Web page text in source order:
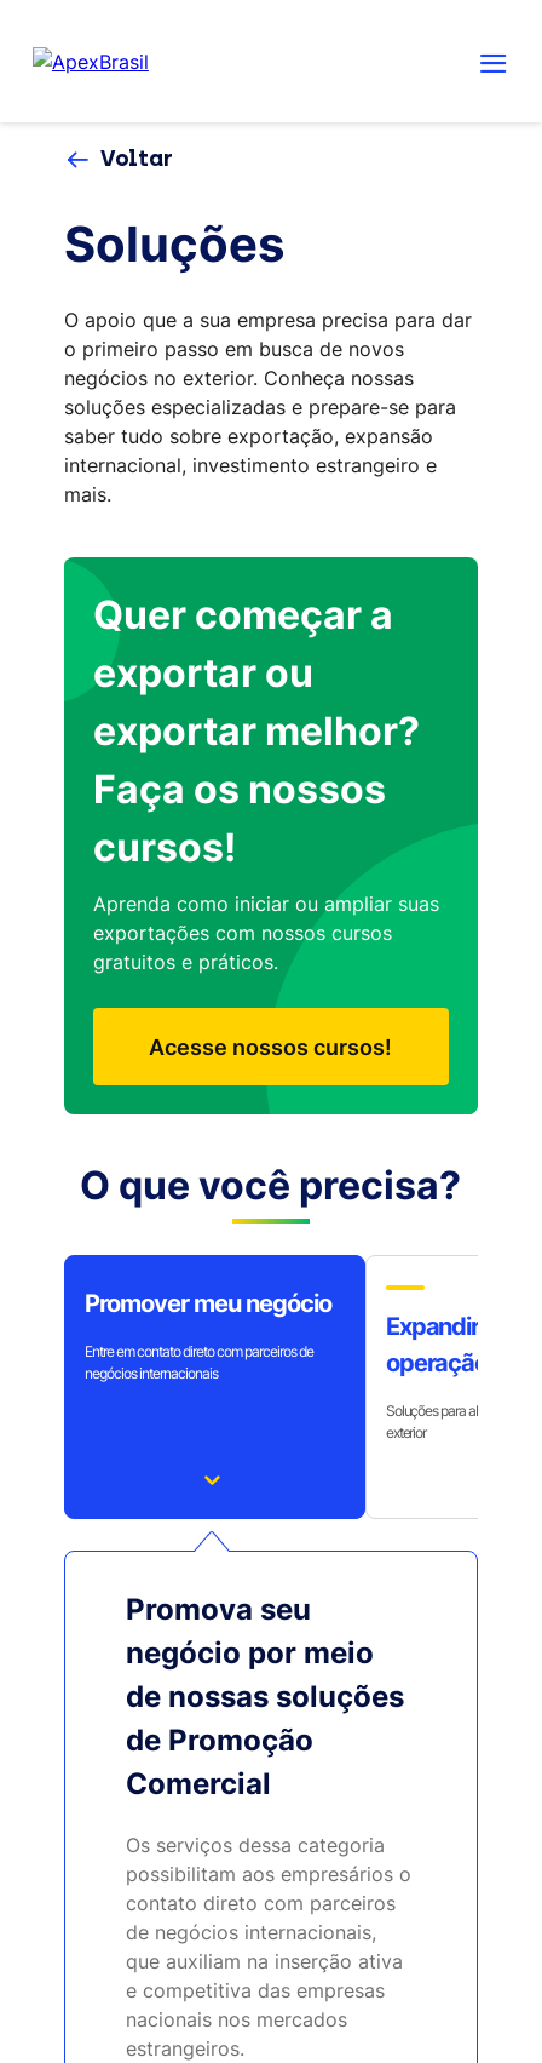
Voltar
Soluções
O apoio que a sua empresa precisa para dar
o primeiro passo em busca de novos
negócios no exterior. Conheça nossas
soluções especializadas e prepare-se para
saber tudo sobre exportação, expansão
internacional, investimento estrangeiro e
mais.
Quer começar a
exportar ou
exportar melhor?
Faça os nossos
cursos!
Aprenda como iniciar ou ampliar suas
exportações com nossos cursos
gratuitos e práticos.
Acesse nossos cursos!
O que você precisa?
Promover meu negócio
Entre em contato direto com parceiros de
negócios internacionais
Expandir
operação
Soluções para abertura de
exterior
Promova seu
negócio por meio
de nossas soluções
de Promoção
Comercial
Os serviços dessa categoria
possibilitam aos empresários o
contato direto com parceiros
de negócios internacionais,
que auxiliam na inserção ativa
e competitiva das empresas
nacionais nos mercados
estrangeiros.